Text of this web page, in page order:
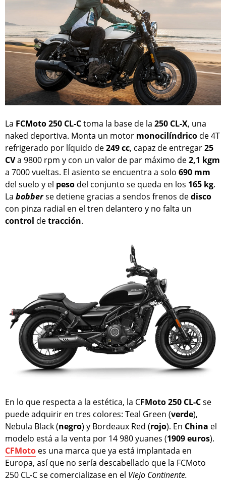
La FCMoto 250 CL-Ctoma la base de la 250 CL-X, una
naked deportiva. Monta un motor monocilíndrico de 4T
refrigerado por líquido de249 cc, capaz de entregar25
CVa 9800 rpm y con un valor de par máximo de2,1 kgm
a 7000 vueltas. El asiento se encuentra a solo 690 mm
del suelo y el peso del conjunto se queda en los 165 kg.
La bobberse detiene gracias a sendos frenos dedisco
con pinza radial en el tren delantero y no falta un
control detracción.
En lo que respecta a la estética, la CFMoto 250 CL-Cse
puede adquirir en tres colores: Teal Green (verde),
Nebula Black (negro) y Bordeaux Red (rojo). En China el
modelo está a la venta por 14 980 yuanes (1909 euros).
CFMoto es una marca que ya está implantada en
Europa, así que no sería descabellado que la FCMoto
250 CL-C se comercializase en el Viejo Continente.